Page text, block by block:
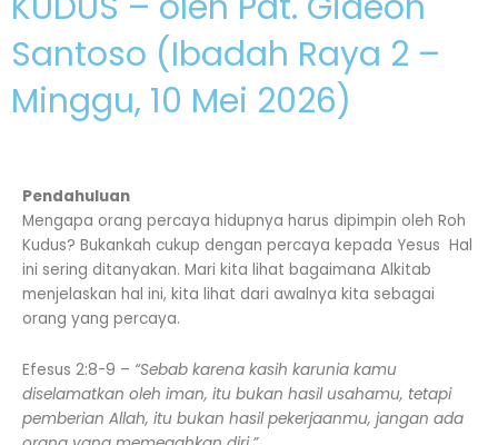
Santoso (Ibadah Raya 2 –
Minggu, 10 Mei 2026)
Pendahuluan
Mengapa orang percaya hidupnya harus dipimpin oleh Roh
Kudus? Bukankah cukup dengan percaya kepada Yesus Hal
ini sering ditanyakan. Mari kita lihat bagaimana Alkitab
menjelaskan hal ini, kita lihat dari awalnya kita sebagai
orang yang percaya.
Efesus 2:8-9 – “Sebab karena kasih karunia kamu
diselamatkan oleh iman, itu bukan hasil usahamu, tetapi
pemberian Allah, itu bukan hasil pekerjaanmu, jangan ada